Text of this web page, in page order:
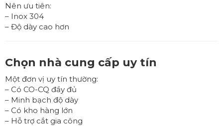
Nên ưu tiên:
– Inox 304
– Độ dày cao hơn
Chọn nhà cung cấp uy tín
Một đơn vị uy tín thường:
– Có CO-CQ đầy đủ
– Minh bạch độ dày
– Có kho hàng lớn
– Hỗ trợ cắt gia công